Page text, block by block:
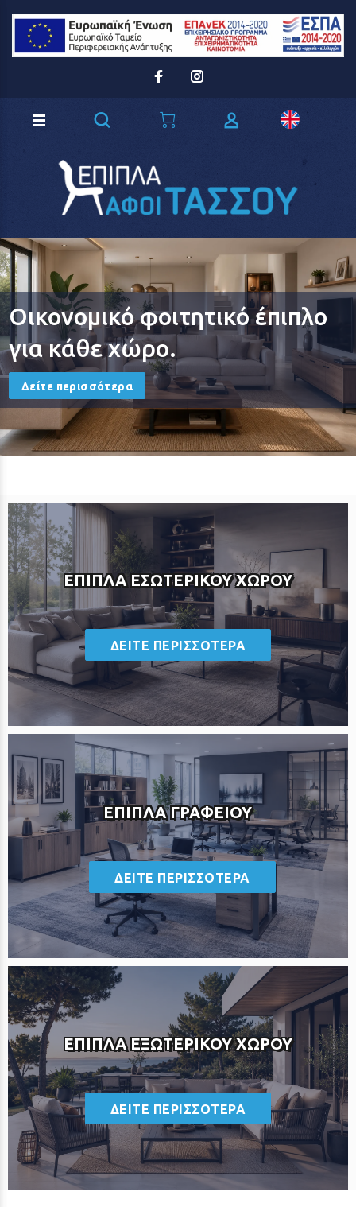
Οικονομικό φοιτητικό έπιπλο
για κάθε χώρο.
Δείτε περισσότερα
ΕΠΙΠΛΑ ΕΣΩΤΕΡΙΚΟΥ ΧΩΡΟΥ
ΔΕΙΤΕ ΠΕΡΙΣΣΟΤΕΡΑ
ΕΠΙΠΛΑ ΓΡΑΦΕΙΟΥ
<
ΔΕΙΤΕ ΠΕΡΙΣΣΟΤΕΡΑ
ΕΠΙΠΛΑ ΕΞΩΤΕΡΙΚΟΥ ΧΩΡΟΥ
ΔΕΙΤΕ ΠΕΡΙΣΣΟΤΕΡΑ